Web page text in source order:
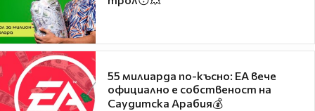
55 милиарда по-късно: EA вече
официално е собственост на
Саудитска Арабия💰